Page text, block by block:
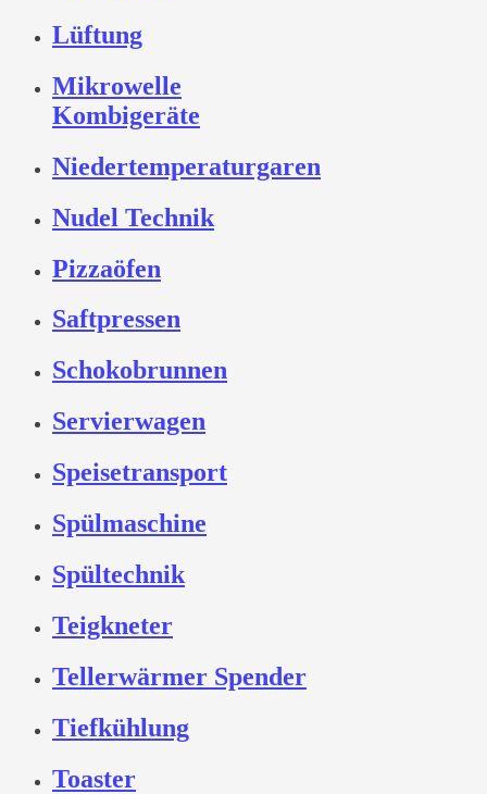
Lüftung
Mikrowelle
Kombigeräte
Niedertemperaturgaren
Nudel Technik
Pizzaöfen
Saftpressen
Schokobrunnen
Servierwagen
Speisetransport
Spülmaschine
Spültechnik
Teigkneter
Tellerwärmer Spender
Tiefkühlung
Toaster